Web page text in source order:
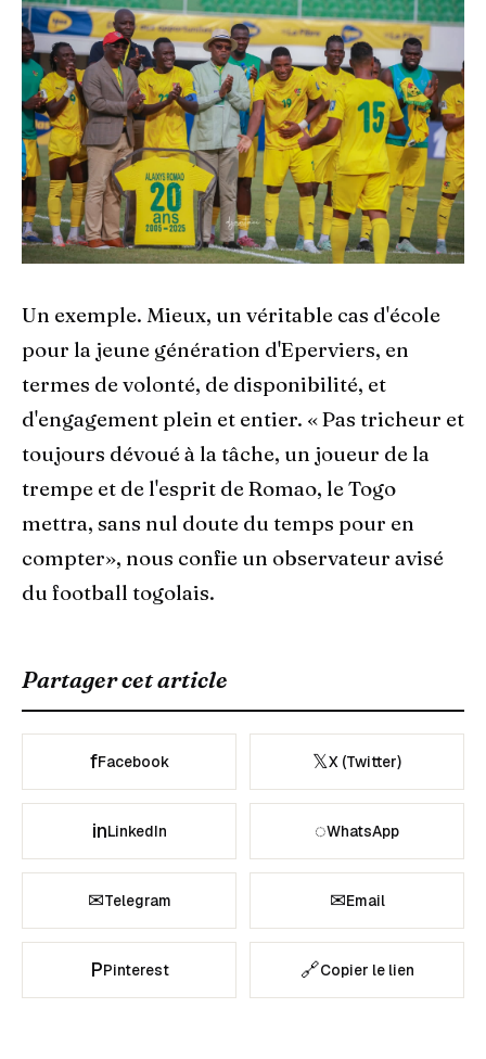
Un exemple. Mieux, un véritable cas d'école
pour la jeune génération d'Eperviers, en
termes de volonté, de disponibilité, et
d'engagement plein et entier. « Pas tricheur et
toujours dévoué à la tâche, un joueur de la
trempe et de l'esprit de Romao, le Togo
mettra, sans nul doute du temps pour en
compter», nous confie un observateur avisé
du football togolais.
Partager cet article
fFacebook 𝕏X (Twitter)
inLinkedIn ◌WhatsApp
✉Telegram ✉Email
PPinterest 🔗Copier le lien